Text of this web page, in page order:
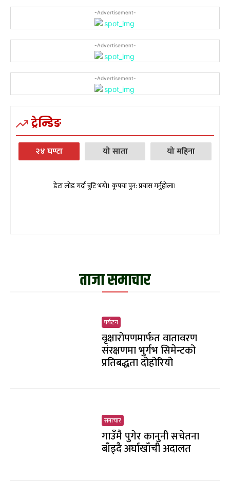
-Advertisement-
-Advertisement-
-Advertisement-
ट्रेन्डिङ
२४ घण्टा यो साता यो महिना
डेटा लोड गर्दा त्रुटि भयो। कृपया पुन: प्रयास गर्नुहोला।
ताजा समाचार
पर्यटन
वृक्षारोपणमार्फत वातावरण
संरक्षणमा भुर्गभ सिमेन्टको
प्रतिबद्धता दोहोरियो
समाचार
गाउँमै पुगेर कानुनी सचेतना
बाँड्दै अर्घाखाँची अदालत